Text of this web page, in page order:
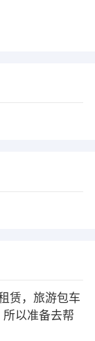
赁，旅游包车
以准备去帮